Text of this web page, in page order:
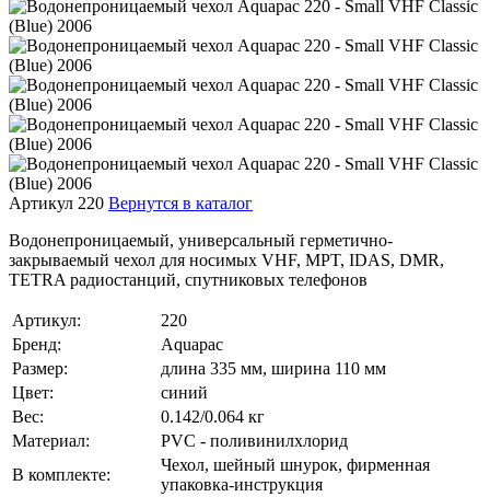
Артикул 220 Вернутся в каталог
Водонепроницаемый, универсальный герметично-
закрываемый чехол для носимых VHF, MPT, IDAS, DMR,
TETRA радиостанций, спутниковых телефонов
Артикул:
220
Бренд:
Aquapac
Размер:
длина 335 мм, ширина 110 мм
Цвет:
синий
Вес:
0.142/0.064 кг
Материал:
PVC - поливинилхлорид
В комплекте:
Чехол, шейный шнурок, фирменная
упаковка-инструкция